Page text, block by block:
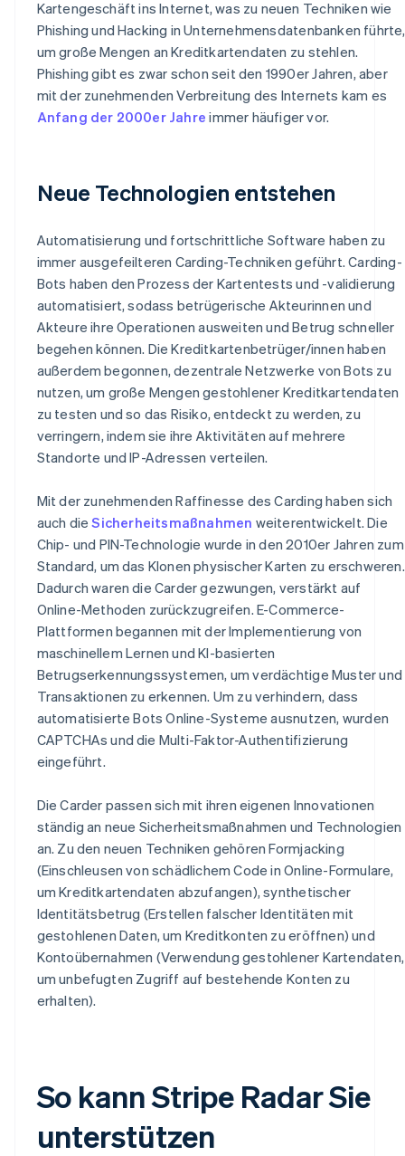
Kartengeschäft ins Internet, was zu neuen Techniken wie
Phishing und Hacking in Unternehmensdatenbanken führte,
um große Mengen an Kreditkartendaten zu stehlen.
Phishing gibt es zwar schon seit den 1990er Jahren, aber
mit der zunehmenden Verbreitung des Internets kam es
Anfang der 2000er Jahre immer häufiger vor.
Neue Technologien entstehen
Automatisierung und fortschrittliche Software haben zu
immer ausgefeilteren Carding-Techniken geführt. Carding-
Bots haben den Prozess der Kartentests und -validierung
automatisiert, sodass betrügerische Akteurinnen und
Akteure ihre Operationen ausweiten und Betrug schneller
begehen können. Die Kreditkartenbetrüger/innen haben
außerdem begonnen, dezentrale Netzwerke von Bots zu
nutzen, um große Mengen gestohlener Kreditkartendaten
zu testen und so das Risiko, entdeckt zu werden, zu
verringern, indem sie ihre Aktivitäten auf mehrere
Standorte und IP-Adressen verteilen.
Mit der zunehmenden Raffinesse des Carding haben sich
auch dieSicherheitsmaßnahmen weiterentwickelt. Die
Chip- und PIN-Technologie wurde in den 2010er Jahren zum
Standard, um das Klonen physischer Karten zu erschweren.
Dadurch waren die Carder gezwungen, verstärkt auf
Online-Methoden zurückzugreifen. E-Commerce-
Plattformen begannen mit der Implementierung von
maschinellem Lernen und KI-basierten
Betrugserkennungssystemen, um verdächtige Muster und
Transaktionen zu erkennen. Um zu verhindern, dass
automatisierte Bots Online-Systeme ausnutzen, wurden
CAPTCHAs und die Multi-Faktor-Authentifizierung
eingeführt.
Die Carder passen sich mit ihren eigenen Innovationen
ständig an neue Sicherheitsmaßnahmen und Technologien
an. Zu den neuen Techniken gehören Formjacking
(Einschleusen von schädlichem Code in Online-Formulare,
um Kreditkartendaten abzufangen), synthetischer
Identitätsbetrug (Erstellen falscher Identitäten mit
gestohlenen Daten, um Kreditkonten zu eröffnen) und
Kontoübernahmen (Verwendung gestohlener Kartendaten,
um unbefugten Zugriff auf bestehende Konten zu
erhalten).
So kann Stripe Radar Sie
unterstützen